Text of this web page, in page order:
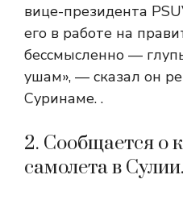
вице-президента
его в работе на
бессмысленно —
ушам», — сказал он
Суринаме. .
2. Сообщается о
самолета в Сулии.